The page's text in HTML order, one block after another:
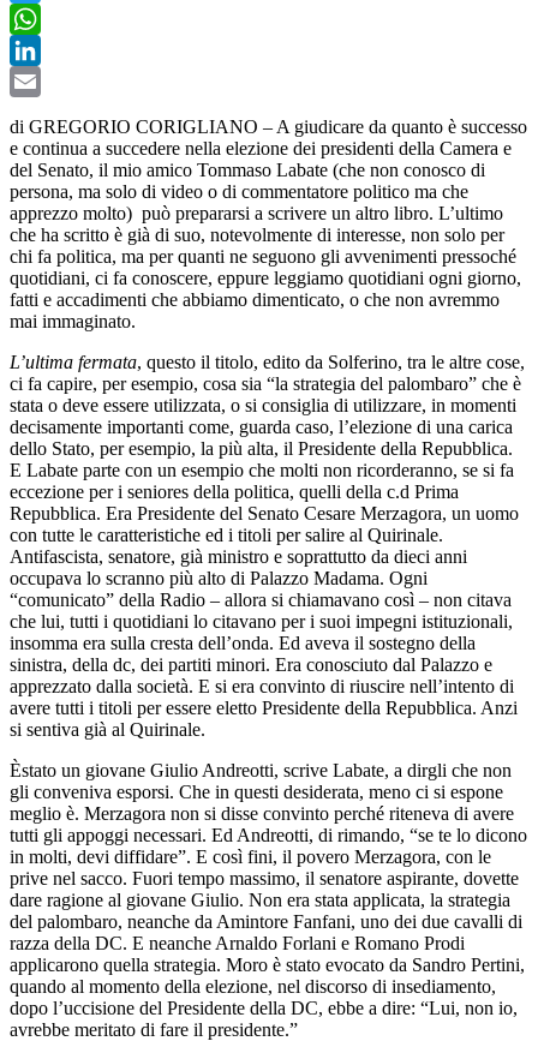
Twitter
WhatsApp
LinkedIn
di GREGORIO CORIGLIANO – A giudicare da quanto è successo
e continua a succedere nella elezione dei presidenti della Camera e
del Senato, il mio amico Tommaso Labate (che non conosco di
persona, ma solo di video o di commentatore politico ma che
apprezzo molto) può prepararsi a scrivere un altro libro. L’ultimo
che ha scritto è già di suo, notevolmente di interesse, non solo per
chi fa politica, ma per quanti ne seguono gli avvenimenti pressoché
quotidiani, ci fa conoscere, eppure leggiamo quotidiani ogni giorno,
fatti e accadimenti che abbiamo dimenticato, o che non avremmo
mai immaginato.
L’ultima fermata, questo il titolo, edito da Solferino, tra le altre cose,
ci fa capire, per esempio, cosa sia “la strategia del palombaro” che è
stata o deve essere utilizzata, o si consiglia di utilizzare, in momenti
decisamente importanti come, guarda caso, l’elezione di una carica
dello Stato, per esempio, la più alta, il Presidente della Repubblica.
E Labate parte con un esempio che molti non ricorderanno, se si fa
eccezione per i seniores della politica, quelli della c.d Prima
Repubblica. Era Presidente del Senato Cesare Merzagora, un uomo
con tutte le caratteristiche ed i titoli per salire al Quirinale.
Antifascista, senatore, già ministro e soprattutto da dieci anni
occupava lo scranno più alto di Palazzo Madama. Ogni
“comunicato” della Radio – allora si chiamavano così – non citava
che lui, tutti i quotidiani lo citavano per i suoi impegni istituzionali,
insomma era sulla cresta dell’onda. Ed aveva il sostegno della
sinistra, della dc, dei partiti minori. Era conosciuto dal Palazzo e
apprezzato dalla società. E si era convinto di riuscire nell’intento di
avere tutti i titoli per essere eletto Presidente della Repubblica. Anzi
si sentiva già al Quirinale.
Èstato un giovane Giulio Andreotti, scrive Labate, a dirgli che non
gli conveniva esporsi. Che in questi desiderata, meno ci si espone
meglio è. Merzagora non si disse convinto perché riteneva di avere
tutti gli appoggi necessari. Ed Andreotti, di rimando, “se te lo dicono
in molti, devi diffidare”. E così fini, il povero Merzagora, con le
prive nel sacco. Fuori tempo massimo, il senatore aspirante, dovette
dare ragione al giovane Giulio. Non era stata applicata, la strategia
del palombaro, neanche da Amintore Fanfani, uno dei due cavalli di
razza della DC. E neanche Arnaldo Forlani e Romano Prodi
applicarono quella strategia. Moro è stato evocato da Sandro Pertini,
quando al momento della elezione, nel discorso di insediamento,
dopo l’uccisione del Presidente della DC, ebbe a dire: “Lui, non io,
avrebbe meritato di fare il presidente.”